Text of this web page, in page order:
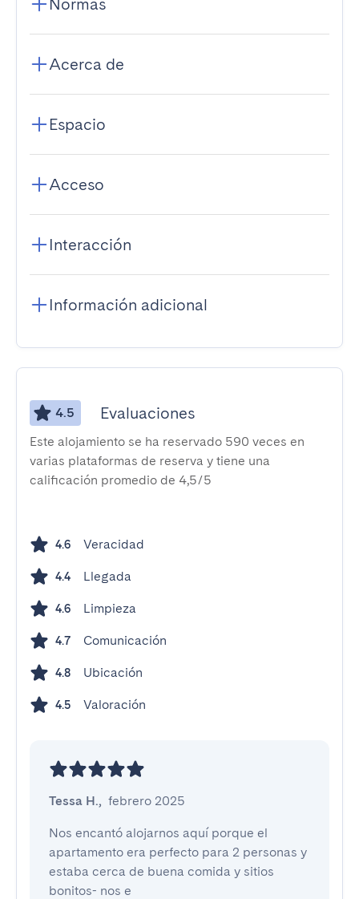
Normas
Acerca de
Espacio
Acceso
Interacción
Información adicional
4.5 Evaluaciones
Este alojamiento se ha reservado 590 veces en
varias plataformas de reserva y tiene una
calificación promedio de 4,5/5
4.6 Veracidad
4.4 Llegada
4.6 Limpieza
4.7 Comunicación
4.8 Ubicación
4.5 Valoración
Tessa H., febrero 2025
Nos encantó alojarnos aquí porque el
apartamento era perfecto para 2 personas y
estaba cerca de buena comida y sitios
bonitos- nos e